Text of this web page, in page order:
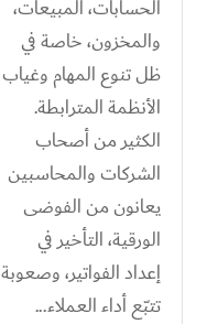
الحسابات، المبيعات،
والمخزون، خاصة في
ظل تنوع المهام وغياب
الأنظمة المترابطة.
الكثير من أصحاب
الشركات والمحاسبين
يعانون من الفوضى
الورقية، التأخير في
إعداد الفواتير، وصعوبة
تتبّع أداء العملاء...